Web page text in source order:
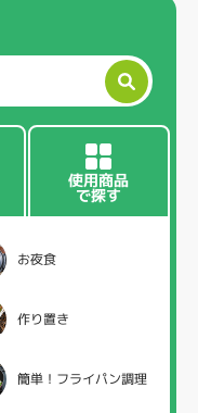
使用商品
で探す
お夜食
作り置き
簡単！フライパン調理